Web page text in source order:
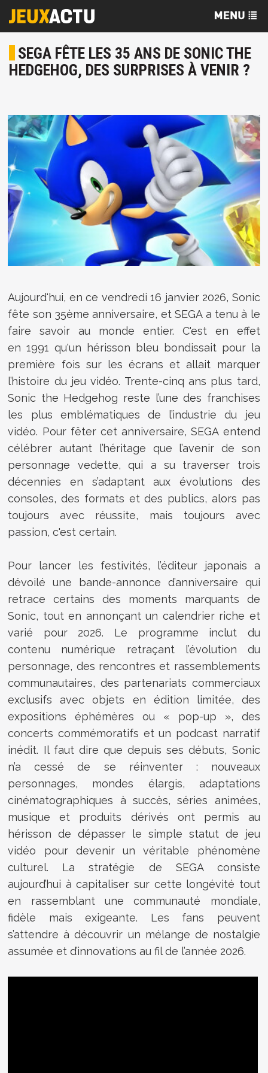
SEGA FÊTE LES 35 ANS DE SONIC THE
HEDGEHOG, DES SURPRISES À VENIR ?
Aujourd'hui, en ce vendredi 16 janvier 2026, Sonic
fête son 35ème anniversaire, et SEGA a tenu à le
faire savoir au monde entier. C'est en effet
en 1991 qu'un hérisson bleu bondissait pour la
première fois sur les écrans et allait marquer
l’histoire du jeu vidéo. Trente-cinq ans plus tard,
Sonic the Hedgehog reste l’une des franchises
les plus emblématiques de l’industrie du jeu
vidéo. Pour fêter cet anniversaire, SEGA entend
célébrer autant l’héritage que l’avenir de son
personnage vedette, qui a su traverser trois
décennies en s’adaptant aux évolutions des
consoles, des formats et des publics, alors pas
toujours avec réussite, mais toujours avec
passion, c'est certain.
Pour lancer les festivités, l’éditeur japonais a
dévoilé une bande-annonce d’anniversaire qui
retrace certains des moments marquants de
Sonic, tout en annonçant un calendrier riche et
varié pour 2026. Le programme inclut du
contenu numérique retraçant l’évolution du
personnage, des rencontres et rassemblements
communautaires, des partenariats commerciaux
exclusifs avec objets en édition limitée, des
expositions éphémères ou « pop-up », des
concerts commémoratifs et un podcast narratif
inédit. Il faut dire que depuis ses débuts, Sonic
n’a cessé de se réinventer : nouveaux
personnages, mondes élargis, adaptations
cinématographiques à succès, séries animées,
musique et produits dérivés ont permis au
hérisson de dépasser le simple statut de jeu
vidéo pour devenir un véritable phénomène
culturel. La stratégie de SEGA consiste
aujourd’hui à capitaliser sur cette longévité tout
en rassemblant une communauté mondiale,
fidèle mais exigeante. Les fans peuvent
s’attendre à découvrir un mélange de nostalgie
assumée et d’innovations au fil de l’année 2026.